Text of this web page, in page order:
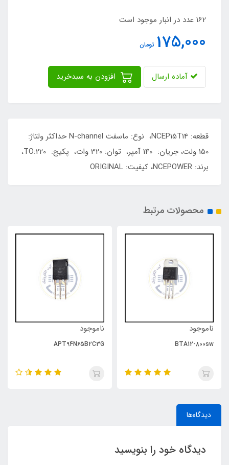
162 عدد در انبار موجود است
175,000 تومان
آماده ارسال
قطعه: NCEP15T14، نوع: ماسفت N-channel حداکثر ولتاژ:
150 ولت، جریان: 140 آمپر، توان: 320 وات، پکیج: TO:220،
برند: NCEPOWER، کیفیت: ORIGINAL
محصولات مرتبط
ناموجود
BTA12-800sw
ناموجود
APT94N65B2C3G
دیدگاه‌ها
دیدگاه خود را بنویسید